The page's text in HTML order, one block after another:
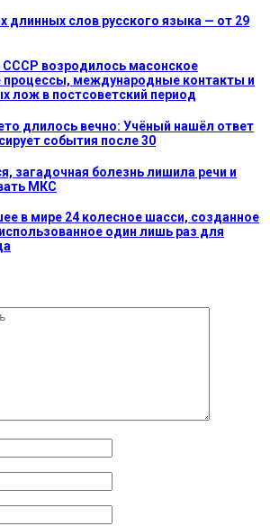
длинных слов русского языка — от 29
СССР возродилось масонское
международные контакты и
лож в постсоветский период
длилось вечно: Учёный нашёл ответ
события после 30
загадочная болезнь лишила речи и
МКС
в мире 24 колесное шасси, созданное
один лишь раз для